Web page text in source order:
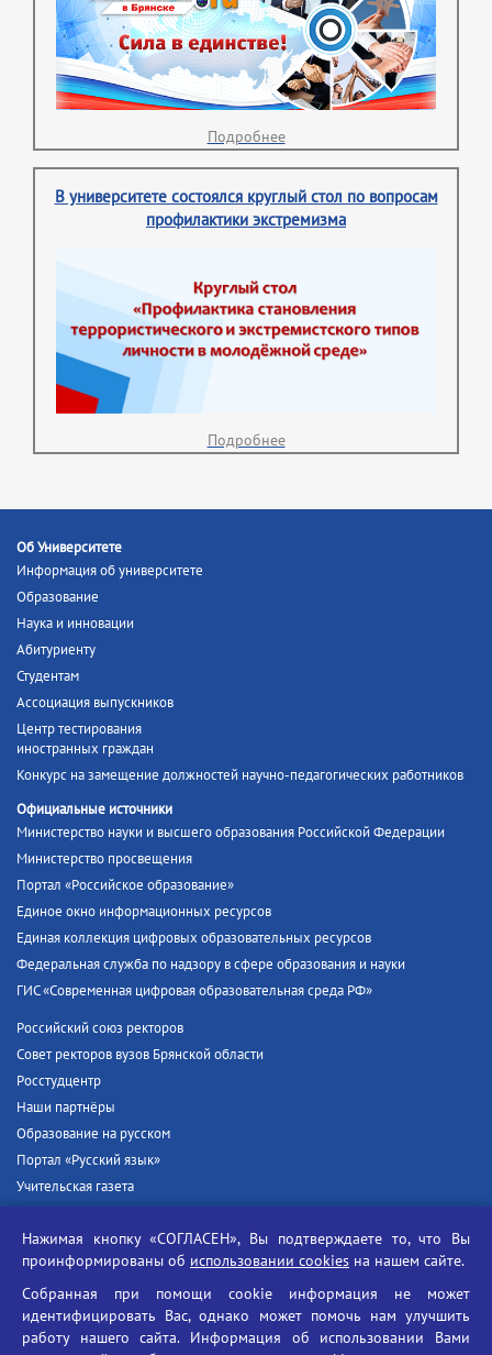
Подробнее
В университете состоялся круглый стол по вопросам
профилактики экстремизма
Подробнее
Об Университете
Информация об университете
Образование
Наука и инновации
Абитуриенту
Студентам
Ассоциация выпускников
Центр тестирования
иностранных граждан
Конкурс на замещение должностей научно-педагогических работников
Официальные источники
Министерство науки и высшего образования Российской Федерации
Министерство просвещения
Портал «Российское образование»
Единое окно информационных ресурсов
Единая коллекция цифровых образовательных ресурсов
Федеральная служба по надзору в сфере образования и науки
ГИС «Современная цифровая образовательная среда РФ»
Российский союз ректоров
Совет ректоров вузов Брянской области
Росстудцентр
Наши партнёры
Образование на русском
Портал «Русский язык»
Учительская газета
Единый портал государственных услуг
Противодействие угрозам информационной безопасности
Социальные ролики - Генеральная прокуратура РФ
Нажимая кнопку «СОГЛАСЕН», Вы подтверждаете то, что Вы
проинформированы об использовании cookies на нашем сайте.
Собранная при помощи cookie информация не может
идентифицировать Вас, однако может помочь нам улучшить
работу нашего сайта. Информация об использовании Вами